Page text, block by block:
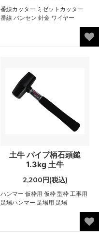
番線カッター ミゼットカッター
番線 バンセン 針金 ワイヤー
土牛 パイプ柄石頭鎚
1.3kg 土牛
2,200円(税込)
ハンマー 仮枠用 仮枠 型枠 工事用
足場ハンマー 足場用 足場